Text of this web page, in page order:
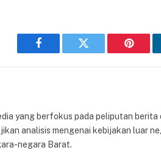
Facebook Twitter
yang berfokus pada peliputan berita
analisis mengenai kebijakan luar
negara Barat.